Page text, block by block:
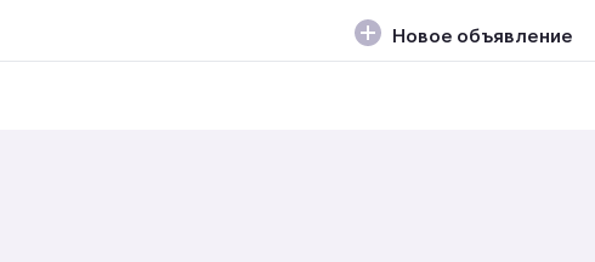
Новое объявление